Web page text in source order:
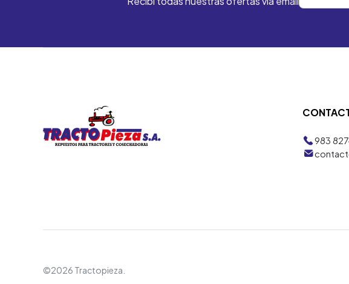
983
©2026 Tractopieza.